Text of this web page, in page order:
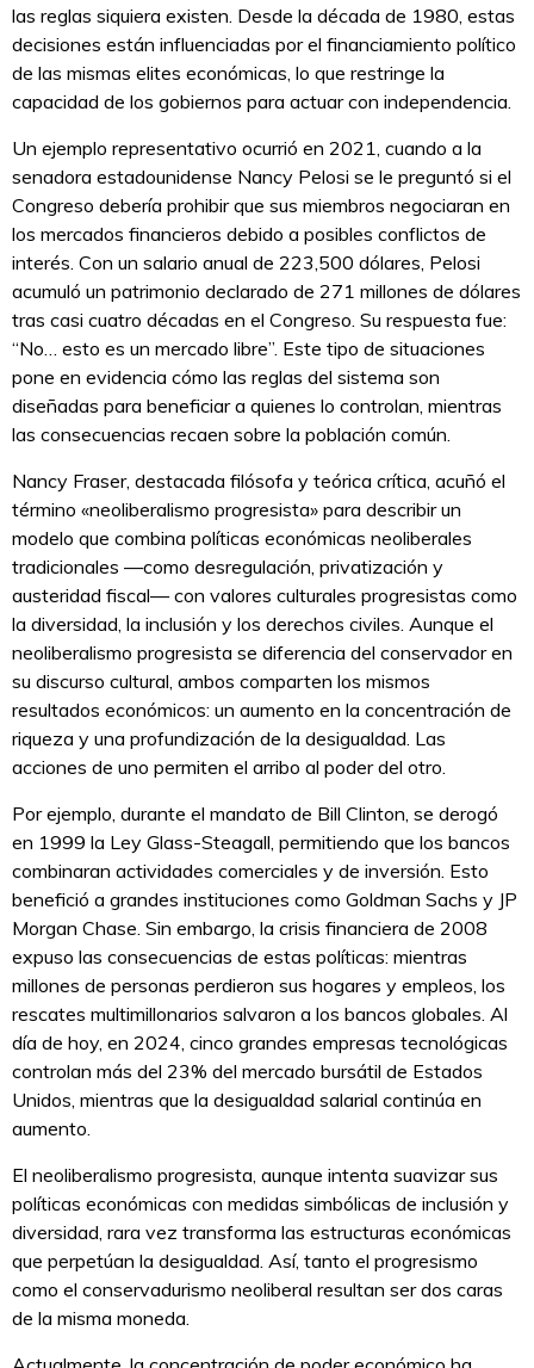
las reglas siquiera existen. Desde la década de 1980, estas
decisiones están influenciadas por el financiamiento político
de las mismas elites económicas, lo que restringe la
capacidad de los gobiernos para actuar con independencia.
Un ejemplo representativo ocurrió en 2021, cuando a la
senadora estadounidense Nancy Pelosi se le preguntó si el
Congreso debería prohibir que sus miembros negociaran en
los mercados financieros debido a posibles conflictos de
interés. Con un salario anual de 223,500 dólares, Pelosi
acumuló un patrimonio declarado de 271 millones de dólares
tras casi cuatro décadas en el Congreso. Su respuesta fue:
“No… esto es un mercado libre”. Este tipo de situaciones
pone en evidencia cómo las reglas del sistema son
diseñadas para beneficiar a quienes lo controlan, mientras
las consecuencias recaen sobre la población común.
Nancy Fraser, destacada filósofa y teórica crítica, acuñó el
término «neoliberalismo progresista» para describir un
modelo que combina políticas económicas neoliberales
tradicionales —como desregulación, privatización y
austeridad fiscal— con valores culturales progresistas como
la diversidad, la inclusión y los derechos civiles. Aunque el
neoliberalismo progresista se diferencia del conservador en
su discurso cultural, ambos comparten los mismos
resultados económicos: un aumento en la concentración de
riqueza y una profundización de la desigualdad. Las
acciones de uno permiten el arribo al poder del otro.
Por ejemplo, durante el mandato de Bill Clinton, se derogó
en 1999 la Ley Glass-Steagall, permitiendo que los bancos
combinaran actividades comerciales y de inversión. Esto
benefició a grandes instituciones como Goldman Sachs y JP
Morgan Chase. Sin embargo, la crisis financiera de 2008
expuso las consecuencias de estas políticas: mientras
millones de personas perdieron sus hogares y empleos, los
rescates multimillonarios salvaron a los bancos globales. Al
día de hoy, en 2024, cinco grandes empresas tecnológicas
controlan más del 23% del mercado bursátil de Estados
Unidos, mientras que la desigualdad salarial continúa en
aumento.
El neoliberalismo progresista, aunque intenta suavizar sus
políticas económicas con medidas simbólicas de inclusión y
diversidad, rara vez transforma las estructuras económicas
que perpetúan la desigualdad. Así, tanto el progresismo
como el conservadurismo neoliberal resultan ser dos caras
de la misma moneda.